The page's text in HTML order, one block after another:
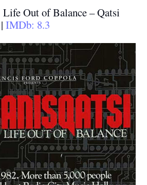
Life Out of Balance – Qatsi
|IMDb: 8.3